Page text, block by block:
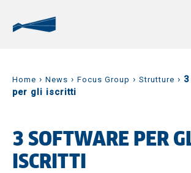
Home › News › Focus Group › Strutture ›
per gli iscritti
3 SOFTWARE PER
ISCRITTI